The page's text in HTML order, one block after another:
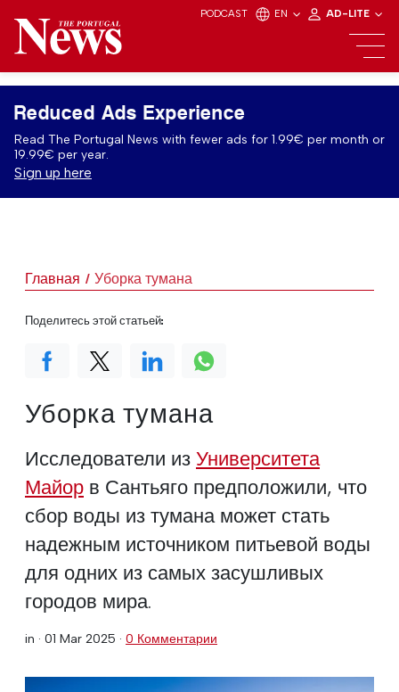
PODCAST EN AD-LITE
Reduced Ads Experience
Read The Portugal News with fewer ads for 1.99€ per month or
19.99€ per year.
Sign up here
Главная Уборка тумана
Уборка тумана
Исследователи из Университета
Майор в Сантьяго предположили, что
сбор воды из тумана может стать
надежным источником питьевой воды
для одних из самых засушливых
городов мира.
in · 01 Mar 2025 · 0 Комментарии
Поделитесь этой статьей: